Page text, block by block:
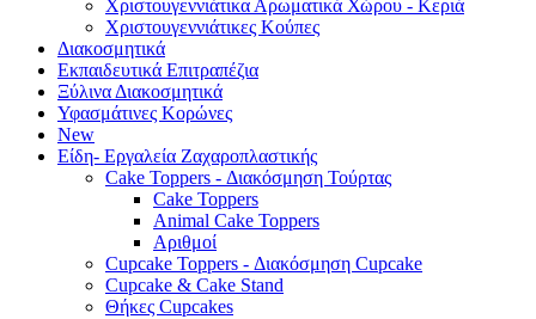
Χριστουγεννιάτικα Αρωματικά Χώρου - Κεριά
Χριστουγεννιάτικες Κούπες
Διακοσμητικά
Εκπαιδευτικά Επιτραπέζια
Ξύλινα Διακοσμητικά
Υφασμάτινες Κορώνες
New
Είδη- Εργαλεία Ζαχαροπλαστικής
Cake Toppers - Διακόσμηση Τούρτας
Cake Toppers
Animal Cake Toppers
Αριθμοί
Cupcake Toppers - Διακόσμηση Cupcake
Cupcake & Cake Stand
Θήκες Cupcakes